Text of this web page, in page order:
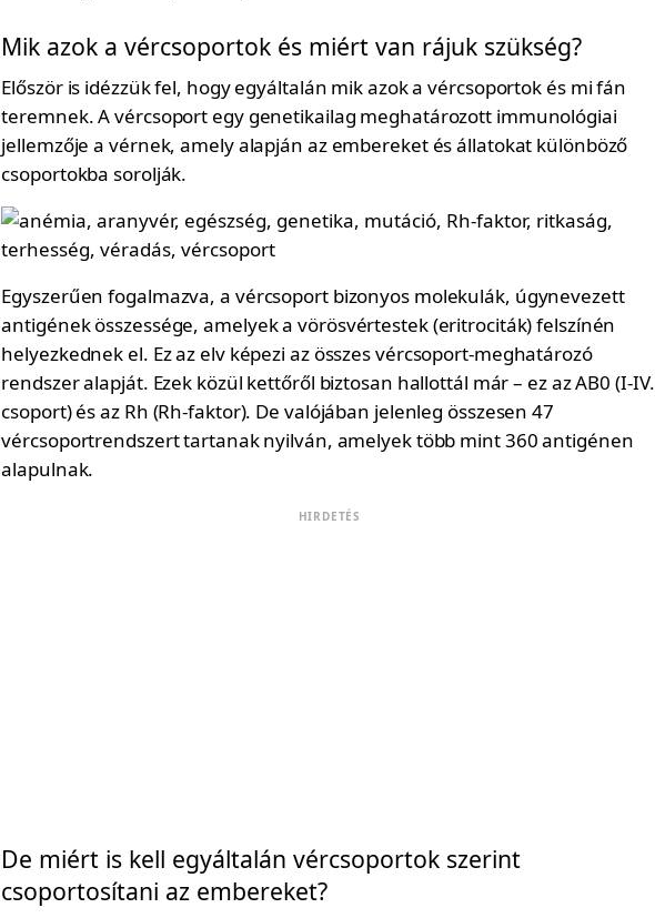
Mik azok a vércsoportok és miért van rájuk szükség?
Először is idézzük fel, hogy egyáltalán mik azok a vércsoportok és mi fán
teremnek. A vércsoport egy genetikailag meghatározott immunológiai
jellemzője a vérnek, amely alapján az embereket és állatokat különböző
csoportokba sorolják.
Egyszerűen fogalmazva, a vércsoport bizonyos molekulák, úgynevezett
antigének összessége, amelyek a vörösvértestek (eritrociták) felszínén
helyezkednek el. Ez az elv képezi az összes vércsoport-meghatározó
rendszer alapját. Ezek közül kettőről biztosan hallottál már – ez az AB0 (I-IV.
csoport) és az Rh (Rh-faktor). De valójában jelenleg összesen 47
vércsoportrendszert tartanak nyilván, amelyek több mint 360 antigénen
alapulnak.
HIRDETÉS
De miért is kell egyáltalán vércsoportok szerint
csoportosítani az embereket?